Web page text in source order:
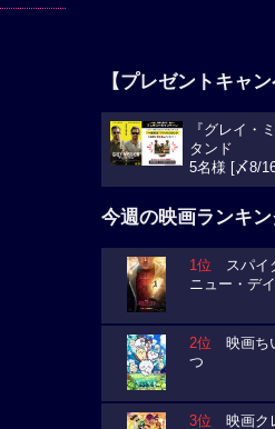
【プレゼントキャ
『グレイ・
タンド
5名様 [〆8/
今週の映画ランキ
1位 スパイ
ニュー・デイ
2位 映画ち
つ
3位 映画ク